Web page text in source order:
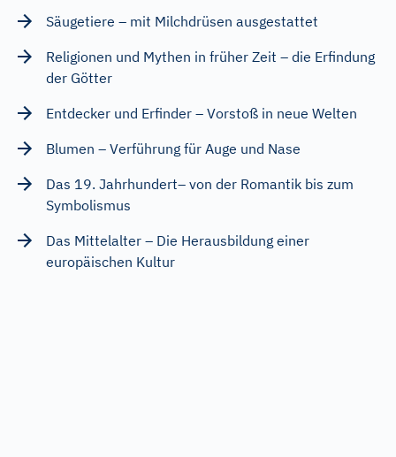
Säugetiere – mit Milchdrüsen ausgestattet
Religionen und Mythen in früher Zeit – die Erfindung
der Götter
Entdecker und Erfinder – Vorstoß in neue Welten
Blumen – Verführung für Auge und Nase
Das 19. Jahrhundert– von der Romantik bis zum
Symbolismus
Das Mittelalter – Die Herausbildung einer
europäischen Kultur